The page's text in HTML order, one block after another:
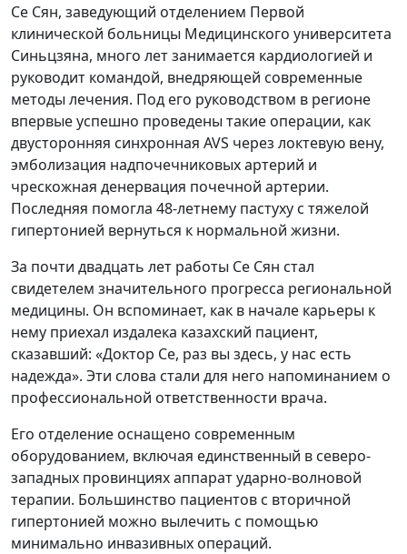
Се Сян, заведующий отделением Первой
клинической больницы Медицинского университета
Синьцзяна, много лет занимается кардиологией и
руководит командой, внедряющей современные
методы лечения. Под его руководством в регионе
впервые успешно проведены такие операции, как
двусторонняя синхронная AVS через локтевую вену,
эмболизация надпочечниковых артерий и
чрескожная денервация почечной артерии.
Последняя помогла 48-летнему пастуху с тяжелой
гипертонией вернуться к нормальной жизни.
За почти двадцать лет работы Се Сян стал
свидетелем значительного прогресса региональной
медицины. Он вспоминает, как в начале карьеры к
нему приехал издалека казахский пациент,
сказавший: «Доктор Се, раз вы здесь, у нас есть
надежда». Эти слова стали для него напоминанием о
профессиональной ответственности врача.
Его отделение оснащено современным
оборудованием, включая единственный в северо-
западных провинциях аппарат ударно-волновой
терапии. Большинство пациентов с вторичной
гипертонией можно вылечить с помощью
минимально инвазивных операций.